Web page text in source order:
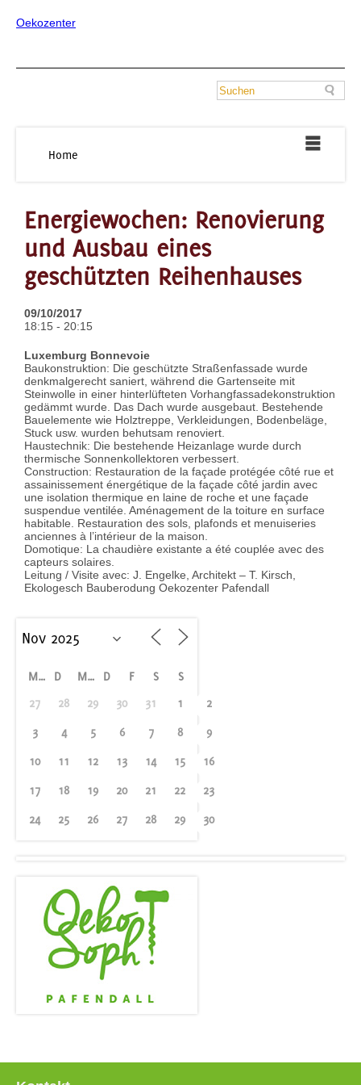
Oekozenter
Home
Energiewochen: Renovierung
und Ausbau eines
geschützten Reihenhauses
09/10/2017
18:15 - 20:15
Luxemburg Bonnevoie
Baukonstruktion: Die geschützte Straßenfassade wurde
denkmalgerecht saniert, während die Gartenseite mit
Steinwolle in einer hinterlüfteten Vorhangfassadekonstruktion
gedämmt wurde. Das Dach wurde ausgebaut. Bestehende
Bauelemente wie Holztreppe, Verkleidungen, Bodenbeläge,
Stuck usw. wurden behutsam renoviert.
Haustechnik: Die bestehende Heizanlage wurde durch
thermische Sonnenkollektoren verbessert.
Construction: Restauration de la façade protégée côté rue et
assainissement énergétique de la façade côté jardin avec
une isolation thermique en laine de roche et une façade
suspendue ventilée. Aménagement de la toiture en surface
habitable. Restauration des sols, plafonds et menuiseries
anciennes à l’intérieur de la maison.
Domotique: La chaudière existante a été couplée avec des
capteurs solaires.
Leitung / Visite avec: J. Engelke, Architekt – T. Kirsch,
Ekologesch Bauberodung Oekozenter Pafendall
M D M D F S
S
27
28 29 30 31 1 2
3 4 5 6 7 8 9
10 11 12 13 14 15 16
17 18 19 20 21 22 23
24 25 26 27 28 29 30